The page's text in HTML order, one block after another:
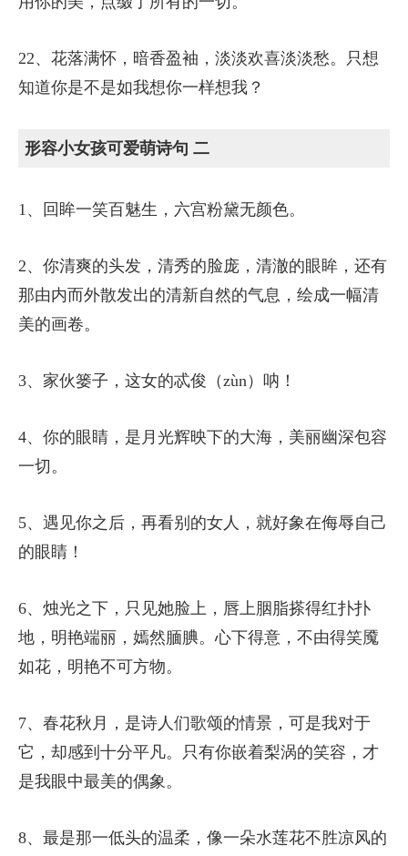
22、花落满怀，暗香盈袖，淡淡欢喜淡淡愁。只想
知道你是不是如我想你一样想我？
形容小女孩可爱萌诗句 二
1、回眸一笑百魅生，六宫粉黛无颜色。
2、你清爽的头发，清秀的脸庞，清澈的眼眸，还有
那由内而外散发出的清新自然的气息，绘成一幅清
美的画卷。
3、家伙篓子，这女的忒俊（zùn）呐！
4、你的眼睛，是月光辉映下的大海，美丽幽深包容
一切。
5、遇见你之后，再看别的女人，就好象在侮辱自己
的眼睛！
6、烛光之下，只见她脸上，唇上胭脂搽得红扑扑
地，明艳端丽，嫣然腼腆。心下得意，不由得笑魇
如花，明艳不可方物。
7、春花秋月，是诗人们歌颂的情景，可是我对于
它，却感到十分平凡。只有你嵌着梨涡的笑容，才
是我眼中最美的偶象。
8、最是那一低头的温柔，像一朵水莲花不胜凉风的